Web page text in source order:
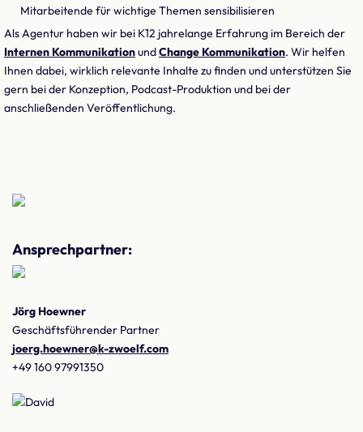
Mitarbeitende für wichtige Themen sensibilisieren
Als Agentur haben wir bei K12 jahrelange Erfahrung im Bereich der
Internen KommunikationundChange Kommunikation. Wir helfen
Ihnen dabei, wirklich relevante Inhalte zu finden und unterstützen Sie
gern bei der Konzeption, Podcast-Produktion und bei der
anschließenden Veröffentlichung.
Ansprechpartner:
Jörg Hoewner
Geschäftsführender Partner
joerg.hoewner@k-zwoelf.com
+49 160 97991350